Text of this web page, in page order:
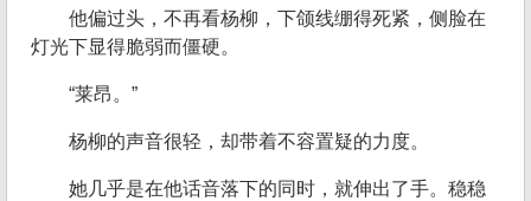
他偏过头，不再看杨柳，下颌线绷得死紧，侧脸在
灯光下显得脆弱而僵硬。
“莱昂。”
杨柳的声音很轻，却带着不容置疑的力度。
她几乎是在他话音落下的同时，就伸出了手。稳稳